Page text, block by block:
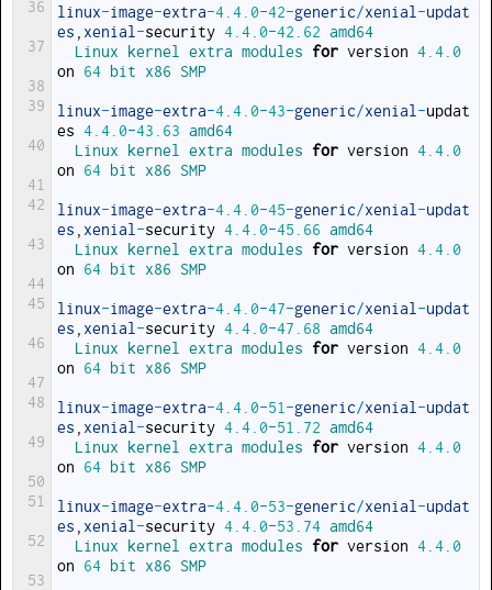
36
37
38
39
40
41
42
43
44
45
46
47
48
49
50
51
52
53
linux-image-extra-4.4.0-42-generic/xenial -updat
es
xenial -security 4.4.0-42.62 amd64
Linux
kernel extra modules for version 4.4.0
on
64 bit x86 SMP
linux-image-extra-4.4.0-43-generic/xenial -updat
es 4.4.0-43.63 amd64
Linux
kernel extra modules for version 4.4.0
on
64 bit x86 SMP
linux-image-extra-4.4.0-45-generic/xenial -updat
es
xenial -security 4.4.0-45.66 amd64
Linux
kernel extra modules for version 4.4.0
on
64 bit x86 SMP
linux-image-extra-4.4.0-47-generic/xenial -updat
es
xenial -security 4.4.0-47.68 amd64
Linux
kernel extra modules for version 4.4.0
on
64 bit x86 SMP
linux-image-extra-4.4.0-51 -generic/xenial -updat
es
xenial -security 4.4.0-51.72 amd64
Linux
kernel extra modules for version 4.4.0
on
64 bit x86 SMP
linux-image-extra-4.4.0-53-generic/xenial -updat
es
xenial -security 4.4.0-53.74 amd64
Linux
kernel extra modules for version 4.4.0
on
64 bit x86 SMP